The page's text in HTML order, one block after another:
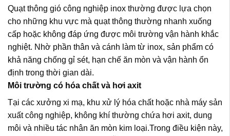
Quạt thông gió công nghiệp inox thường được lựa chọn
cho những khu vực mà quạt thông thường nhanh xuống
cấp hoặc không đáp ứng được môi trường vận hành khắc
nghiệt. Nhờ phần thân và cánh làm từ inox, sản phẩm có
khả năng chống gỉ sét, hạn chế ăn mòn và vận hành ổn
định trong thời gian dài.
Môi trường có hóa chất và hơi axit
Tại các xưởng xi mạ, khu xử lý hóa chất hoặc nhà máy sản
xuất công nghiệp, không khí thường chứa hơi axit, dung
môi và nhiều tác nhân ăn mòn kim loại.Trong điều kiện này,